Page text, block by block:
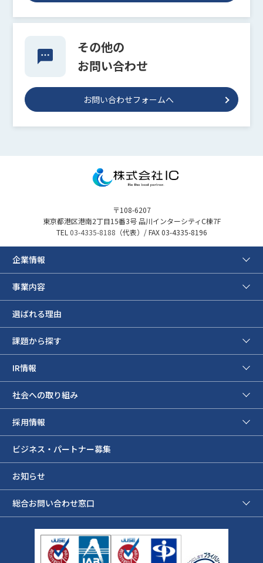
その他の
お問い合わせ
お問い合わせフォームへ
〒108-6207
東京都港区港南2丁目15番3号 品川インターシティC棟7F
TEL 03-4335-8188 （代表）/ FAX 03-4335-8196
企業情報
事業内容
選ばれる理由
課題から探す
IR情報
社会への取り組み
採用情報
ビジネス・パートナー募集
お知らせ
総合お問い合わせ窓口